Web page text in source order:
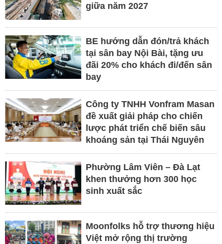
giữa năm 2027
BE hướng dẫn đón/trả khách
tại sân bay Nội Bài, tặng ưu
đãi 20% cho khách đi/đến sân
bay
Công ty TNHH Vonfram Masan
đề xuất giải pháp cho chiến
lược phát triển chế biến sâu
khoáng sản tại Thái Nguyên
Phường Lâm Viên – Đà Lạt
khen thưởng hơn 300 học
sinh xuất sắc
Moonfolks hỗ trợ thương hiệu
Việt mở rộng thị trường